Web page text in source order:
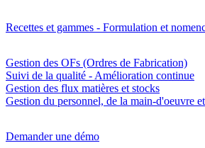
Recettes et gammes - Formulation et
Gestion des OFs (Ordres de Fabrication)
Suivi de la qualité - Amélioration continue
Gestion des flux matières et stocks
Gestion du personnel, de la main-d'oeuvre
Demander une démo